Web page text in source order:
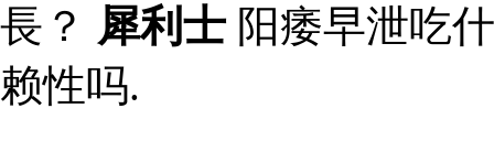
長？ 犀利士 阳痿早泄吃
赖性吗.